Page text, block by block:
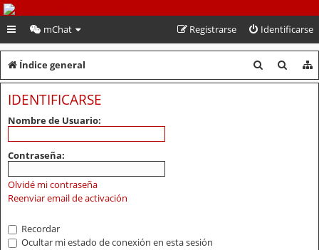
PeruVoley.com
mChat Identificarse
Registrarse
Índice general
u
u
IDENTIFICARSE
Nombre de Usuario:
Contraseña:
Olvidé mi contraseña
Reenviar email de activación
Recordar
Ocultar mi estado de conexión en esta sesión